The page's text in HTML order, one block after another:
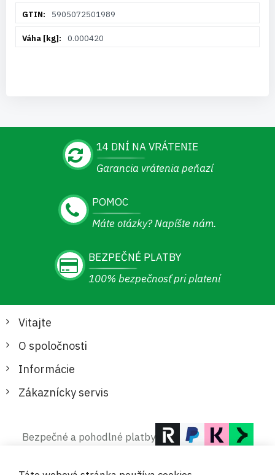
5905072501989
0.000420
14 DNÍ NA VRÁTENIE
Garancia vrátenia peňazí
POMOC
Máte otázky? Napíšte nám.
BEZPEČNÉ PLATBY
100% bezpečnosť pri platení
Vitajte
O spoločnosti
Informácie
Zákaznícky servis
Bezpečné a pohodlné platby